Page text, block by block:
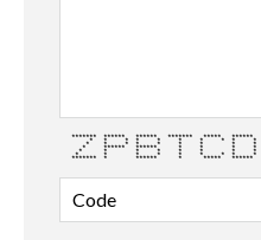
******* ****** ****** ******* ***** ******
* * * * * * * * * *
* * * * * * * * *
* ****** ****** * * * *
* * * * * * * *
* * * * * * * * *
******* * ****** * ***** ******